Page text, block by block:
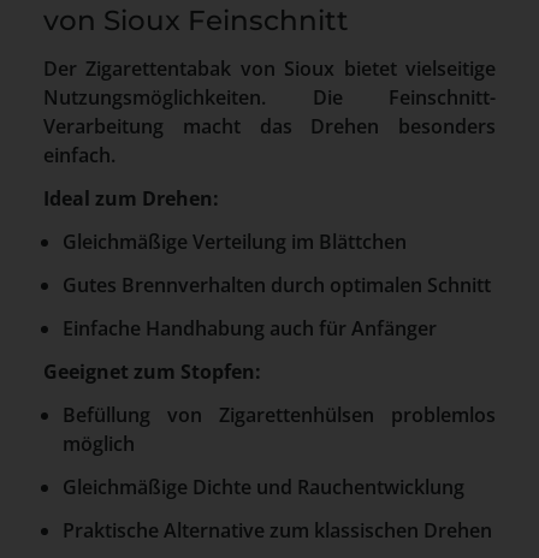
von Sioux Feinschnitt
Der Zigarettentabak von Sioux bietet vielseitige
Nutzungsmöglichkeiten. Die Feinschnitt-
Verarbeitung macht das Drehen besonders
einfach.
Ideal zum Drehen:
Gleichmäßige Verteilung im Blättchen
Gutes Brennverhalten durch optimalen Schnitt
Einfache Handhabung auch für Anfänger
Geeignet zum Stopfen:
Befüllung von Zigarettenhülsen problemlos
möglich
Gleichmäßige Dichte und Rauchentwicklung
Praktische Alternative zum klassischen Drehen